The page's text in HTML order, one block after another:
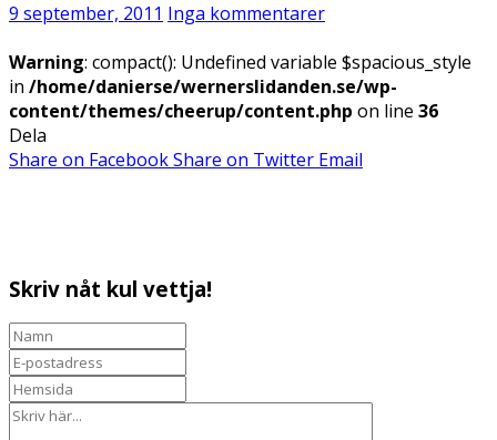
9 september, 2011 Inga kommentarer
Warning: compact(): Undefined variable $spacious_style
in /home/danierse/wernerslidanden.se/wp-
content/themes/cheerup/content.php on line 36
Dela
Share on FacebookShare on Twitter Email
Skriv nåt kul vettja!